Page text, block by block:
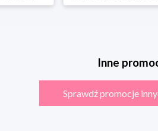
Inne
Sprawdź promocje